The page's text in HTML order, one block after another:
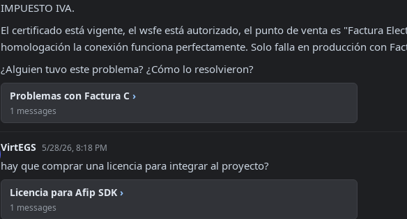
IMPUESTO IVA.
El certificado está vigente, el wsfe está autorizado, el punto de venta es "Factura
homologación la conexión funciona perfectamente. Solo falla en producción con
¿Alguien tuvo este problema? ¿Cómo lo resolvieron?
Problemas con Factura C ›
1 messages
VirtEGS 5/28/26, 8:18 PM
hay que comprar una licencia para integrar al proyecto?
Licencia para Afip SDK ›
1 messages